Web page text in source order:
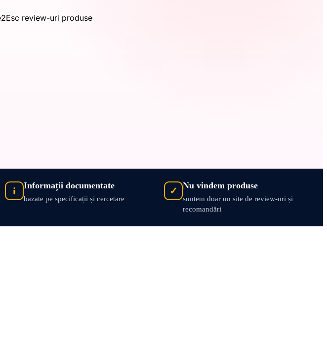
i Informații documentate
bazate pe specificații și cercetare
✓ Nu vindem produse
suntem doar un site de review-uri și
recomandări